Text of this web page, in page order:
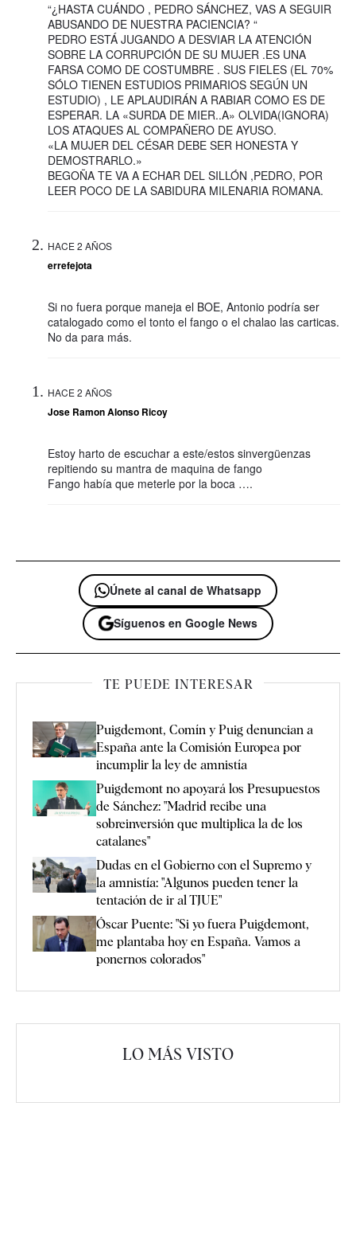
“¿HASTA CUÁNDO , PEDRO SÁNCHEZ, VAS A SEGUIR
ABUSANDO DE NUESTRA PACIENCIA? “
PEDRO ESTÁ JUGANDO A DESVIAR LA ATENCIÓN
SOBRE LA CORRUPCIÓN DE SU MUJER .ES UNA
FARSA COMO DE COSTUMBRE . SUS FIELES (EL 70%
SÓLO TIENEN ESTUDIOS PRIMARIOS SEGÚN UN
ESTUDIO) , LE APLAUDIRÁN A RABIAR COMO ES DE
ESPERAR. LA «SURDA DE MIER..A» OLVIDA(IGNORA)
LOS ATAQUES AL COMPAÑERO DE AYUSO.
«LA MUJER DEL CÉSAR DEBE SER HONESTA Y
DEMOSTRARLO.»
BEGOÑA TE VA A ECHAR DEL SILLÓN ,PEDRO, POR
LEER POCO DE LA SABIDURA MILENARIA ROMANA.
HACE 2 AÑOS
errefejota
Si no fuera porque maneja el BOE, Antonio podría ser
catalogado como el tonto el fango o el chalao las carticas.
No da para más.
HACE 2 AÑOS
Jose Ramon Alonso Ricoy
Estoy harto de escuchar a este/estos sinvergüenzas
repitiendo su mantra de maquina de fango
Fango había que meterle por la boca ….
Únete al canal de Whatsapp
Síguenos en Google News
TE PUEDE INTERESAR
Puigdemont, Comín y Puig denuncian a
España ante la Comisión Europea por
incumplir la ley de amnistía
Puigdemont no apoyará los Presupuestos
de Sánchez: "Madrid recibe una
sobreinversión que multiplica la de los
catalanes"
Dudas en el Gobierno con el Supremo y
la amnistía: "Algunos pueden tener la
tentación de ir al TJUE"
Óscar Puente: "Si yo fuera Puigdemont,
me plantaba hoy en España. Vamos a
ponernos colorados"
LO MÁS VISTO